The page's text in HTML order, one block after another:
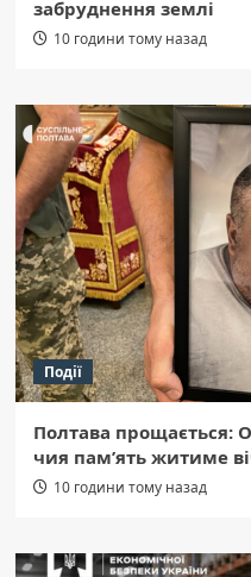
забруднення землі
10 години тому назад
Події
Полтава прощається:
чия пам’ять житиме
10 години тому назад